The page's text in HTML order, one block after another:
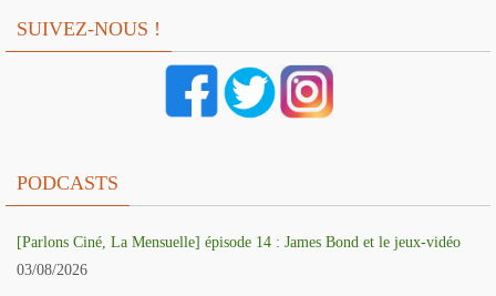
SUIVEZ-NOUS !
PODCASTS
[Parlons Ciné, La Mensuelle] épisode 14 : James Bond et le jeux-vidéo
03/08/2026